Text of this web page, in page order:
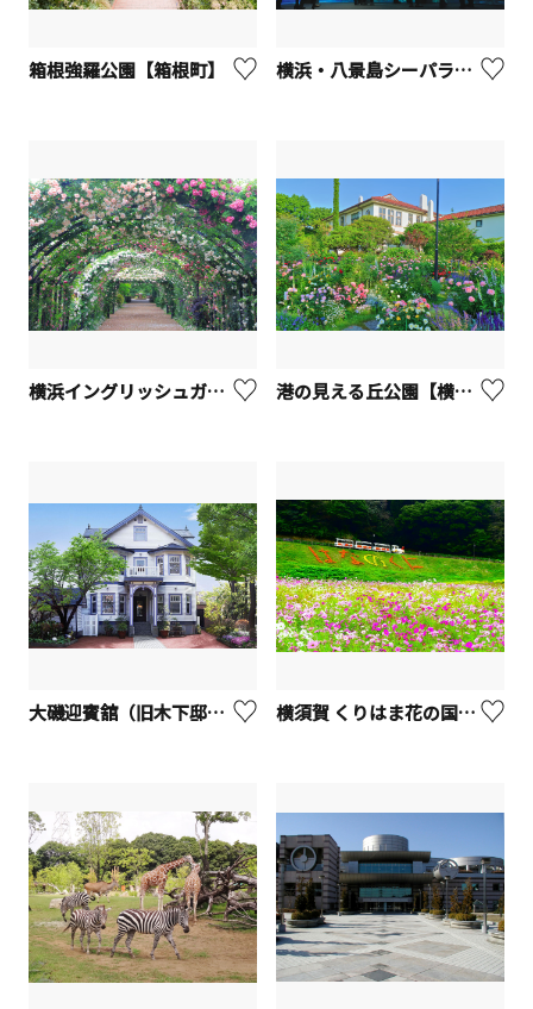
箱根強羅公園【箱根町】 横浜・八景島シーパラダイス
横浜イングリッシュガーデン【横浜市】 港の見える丘公園【横浜市】
大磯迎賓舘（旧木下邸別邸）【大磯町】 横須賀 くりはま花の国【横須賀市】